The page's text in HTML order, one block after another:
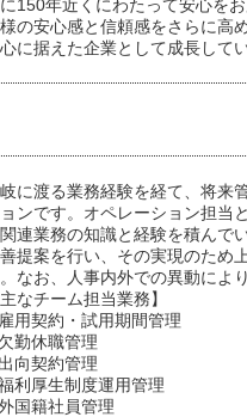
150年近くにわたって安心を
の安心感と信頼感をさらに高
に据えた企業として成長してい
に渡る業務経験を経て、将来
ンです。オペレーション担当
連業務の知識と経験を積んで
提案を行い、その実現のため
なお、人事内外での異動によ
主なチーム担当業務】
用契約・試用期間管理
勤休職管理
向契約管理
利厚生制度運用管理
国籍社員管理